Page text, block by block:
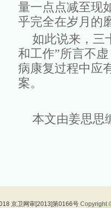
量一点点减至现
乎完全在岁月的
如此说来，三
和工作”所言不虚
病康复过程中应
案。
本文由姜思思
京卫网审[2013]第0166号 Copyright